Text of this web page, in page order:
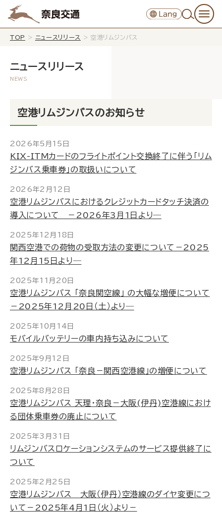
TOP > ニュースリリース > 空港リムジンバス
ニュースリリース
空港リムジンバスのお知らせ
2026年5月15日
KIX-ITMカードのフライトポイント交換終了に伴う「リム
ジンバス乗車券」の取扱いについて
2026年2月12日
空港リムジンバスにおけるクレジットカードタッチ決済の
導入について －2026年3月1日より―
2025年12月18日
関西空港での荷物の受取方法の変更について－2025
年12月15日より―
2025年11月20日
空港リムジンバス 「奈良関空線」 の大幅な増便について
－2025年12月20日（土）より―
2025年10月14日
モバイルバッテリーの車内持ち込みについて
2025年9月12日
空港リムジンバス 「奈良－関西空港線」の増便について
2025年8月28日
空港リムジンバス 天理・奈良－大阪(伊丹)空港線におけ
る団体乗車券の廃止について
2025年3月31日
リムジンバスロケーションシステムのサービス提供終了に
ついて
2025年2月25日
空港リムジンバス 大阪（伊丹）空港線のダイヤ変更につ
いて－2025年4月1日（火）より－